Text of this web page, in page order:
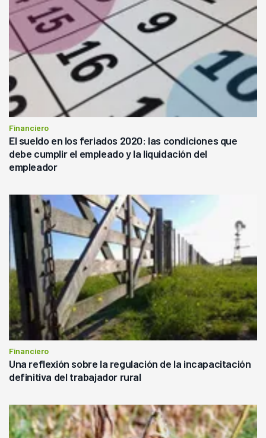
Financiero
El sueldo en los feriados 2020: las condiciones que
debe cumplir el empleado y la liquidación del
empleador
Financiero
Una reflexión sobre la regulación de la incapacitación
definitiva del trabajador rural